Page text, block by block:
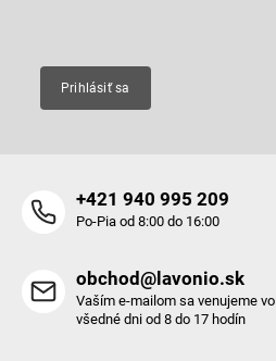
Prihlásiť sa
+421 940 995 209
Po-Pia od 8:00 do 16:00
obchod@lavonio.sk
Vaším e-mailom sa venujeme vo
všedné dni od 8 do 17 hodín